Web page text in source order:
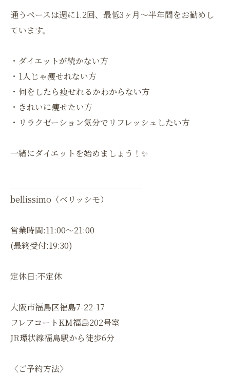
通うペースは週に1.2回、最低3ヶ月〜半年間をお勧めし
ています。
・ダイエットが続かない方
・1人じゃ痩せれない方
・何をしたら痩せれるかわからない方
・きれいに痩せたい方
・リラクゼーション気分でリフレッシュしたい方
一緒にダイエットを始めましょう！✨
bellissimo（ベリッシモ）
営業時間:11:00〜21:00
(最終受付:19:30)
定休日:不定休
大阪市福島区福島7-22-17
フレアコートKM福島202号室
JR環状線福島駅から徒歩6分
〈ご予約方法〉